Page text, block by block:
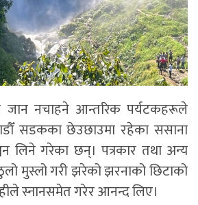
जान नचाहने आन्तरिक पर्यटकहरूले
सडकका छेउछाउमा रहेका ससाना
लिने गरेका छन्। पत्रकार तथा अन्य
मुस्लो गरी झरेको झरनाको छिटाको
स्नानसमेत गरेर आनन्द लिए।